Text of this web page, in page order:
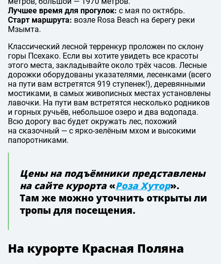
Лучшее время для прогулок: с мая по октябрь.
Старт маршрута: возле Rosa Beach на берегу реки
Мзымта.
Классический лесной терренкур проложен по склону
горы Псехако. Если вы хотите увидеть все красоты
этого места, закладывайте около трёх часов. Лесные
дорожки оборудованы указателями, лесенками (всего
на пути вам встретятся 919 ступенек!), деревянными
мостиками, в самых живописных местах установлены
лавочки. На пути вам встретятся несколько родников
и горных ручьёв, небольшое озеро и два водопада.
Всю дорогу вас будет окружать лес, похожий
на сказочный — с ярко-зелёным мхом и высокими
папоротниками.
Цены на подъёмники представлены
на сайте курорта«Роза Хутор».
Там же можно уточнить открыты ли
тропы для посещения.
На курорте Красная Поляна